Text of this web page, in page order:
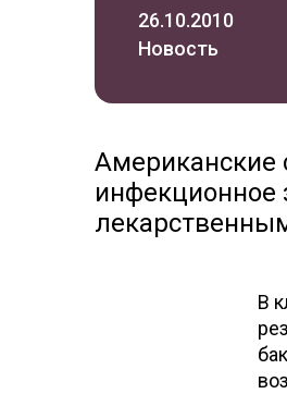
26.10.2010
Новость
Американские
инфекционное
В